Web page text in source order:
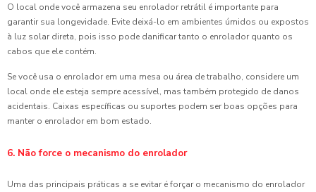
O local onde você armazena seu enrolador retrátil é importante para
garantir sua longevidade. Evite deixá-lo em ambientes úmidos ou expostos
à luz solar direta, pois isso pode danificar tanto o enrolador quanto os
cabos que ele contém.
Se você usa o enrolador em uma mesa ou área de trabalho, considere um
local onde ele esteja sempre acessível, mas também protegido de danos
acidentais. Caixas específicas ou suportes podem ser boas opções para
manter o enrolador em bom estado.
6. Não force o mecanismo do enrolador
Uma das principais práticas a se evitar é forçar o mecanismo do enrolador